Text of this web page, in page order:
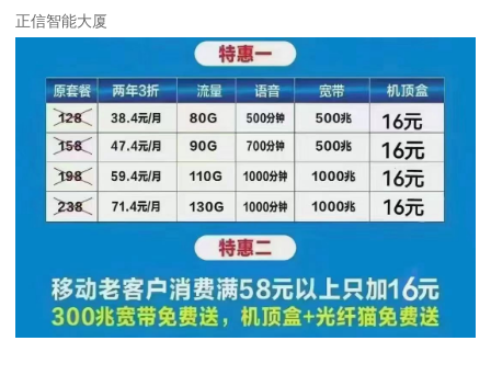
正信智能大厦